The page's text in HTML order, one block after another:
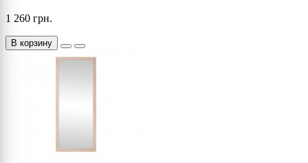
1 260 грн.
В корзину